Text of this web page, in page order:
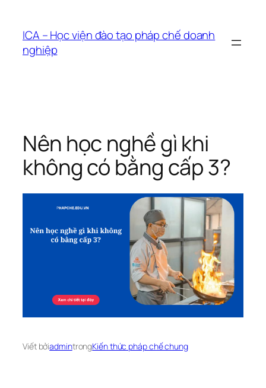
phầnICA – Học viện đào tạo pháp chế doanh
nghiệp
Nên học nghề gì khi
không có bằng cấp 3?
Viết bởiadmintrongKiến thức pháp chế chung